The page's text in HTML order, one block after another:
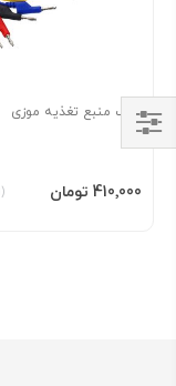
پراب منبع تغذیه موزی
(1) ‎410٬000 تومان
افزودن به سبد
Shop